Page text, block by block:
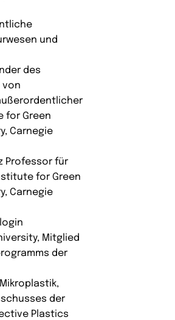
und
des
von
for Green
Carnegie
Professor für
for Green
Carnegie
Mitglied
der
der
Plastics